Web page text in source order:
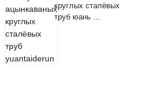
круглых сталёвых
труб юань ...